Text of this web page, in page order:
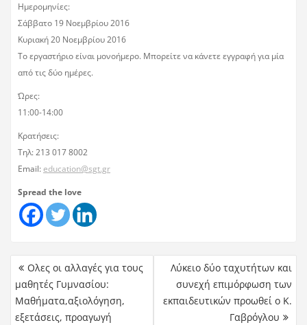
Ημερομηνίες:
Σάββατο 19 Νοεμβρίου 2016
Κυριακή 20 Νοεμβρίου 2016
Το εργαστήριο είναι μονοήμερο. Μπορείτε να κάνετε εγγραφή για μία
από τις δύο ημέρες.
Ώρες:
11:00-14:00
Κρατήσεις:
Tηλ: 213 017 8002
Email:education@sgt.gr
Spread the love
Ολες οι αλλαγές για τους
μαθητές Γυμνασίου:
Μαθήματα,αξιολόγηση,
εξετάσεις, προαγωγή
Λύκειο δύο ταχυτήτων και
συνεχή επιμόρφωση των
εκπαιδευτικών προωθεί ο Κ.
Γαβρόγλου